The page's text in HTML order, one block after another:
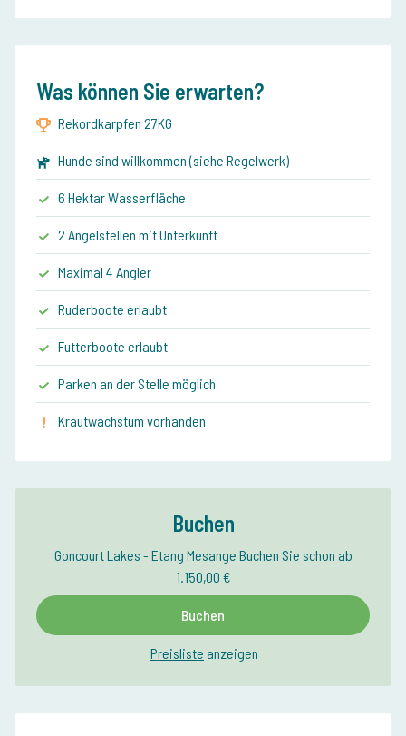
Was können Sie erwarten?
Rekordkarpfen 27KG
Hunde sind willkommen (siehe Regelwerk)
6 Hektar Wasserfläche
2 Angelstellen mit Unterkunft
Maximal 4 Angler
Ruderboote erlaubt
Futterboote erlaubt
Parken an der Stelle möglich
Krautwachstum vorhanden
Buchen
Goncourt Lakes - Etang Mesange Buchen Sie schon ab
1.150,00 €
Buchen
Preisliste anzeigen